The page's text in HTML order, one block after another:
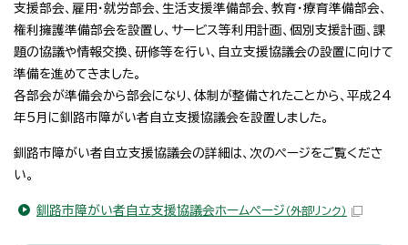
支援部会、雇用・就労部会、生活支援準備部会、教育・療育準備部会、
権利擁護準備部会を設置し、サービス等利用計画、個別支援計画、課
題の協議や情報交換、研修等を行い、自立支援協議会の設置に向けて
準備を進めてきました。
各部会が準備会から部会になり、体制が整備されたことから、平成24
年5月に釧路市障がい者自立支援協議会を設置しました。
釧路市障がい者自立支援協議会の詳細は、次のページをご覧くださ
い。
釧路市障がい者自立支援協議会ホームページ （外部リンク）